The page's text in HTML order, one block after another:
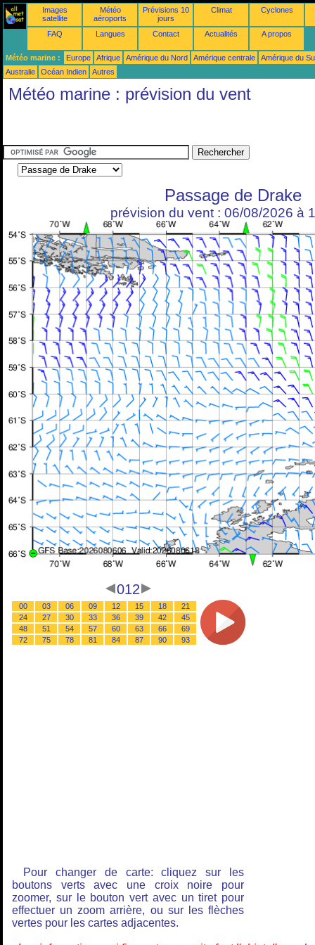
Images
satellite
Météo
aéroports
Prévisions 10
jours
Climat Cyclones
FAQ Langues Contact Actualités A propos
Météo marine : Europe Afrique Amérique du Nord Amérique centrale
Amérique du
Australie
Océan Indien Autres
Météo marine : prévision du vent
Passage de Drake
prévision du vent : 06/08/2026 à
012
00 03 06 09 12 15 18
21
24
27 30 33 36 39 42
45
48
51 54 57 60 63 66
69
72
75 78 81 84 87 90 93
Pour changer de carte: cliquez sur les
boutons verts avec une croix noire pour
zoomer, sur le bouton vert avec un tiret pour
effectuer un zoom arrière, ou sur les flèches
vertes pour les cartes adjacentes.